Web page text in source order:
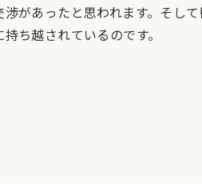
があったと思われます。そし
ち越されているのです。